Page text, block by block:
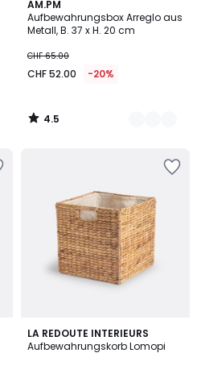
AM.PM
Aufbewahrungsbox Arreglo aus
Metall, B. 37 x H. 20 cm
CHF 65.00
CHF 52.00 -20%
4.5
/ 5
4
Farben
4.5
/
LA REDOUTE INTERIEURS
Aufbewahrungskorb Lomopi
4.4
/ 5